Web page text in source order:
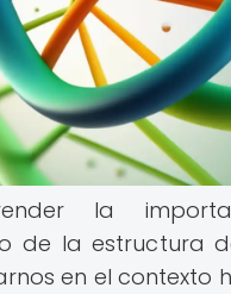
la
de la estructura
en el contexto